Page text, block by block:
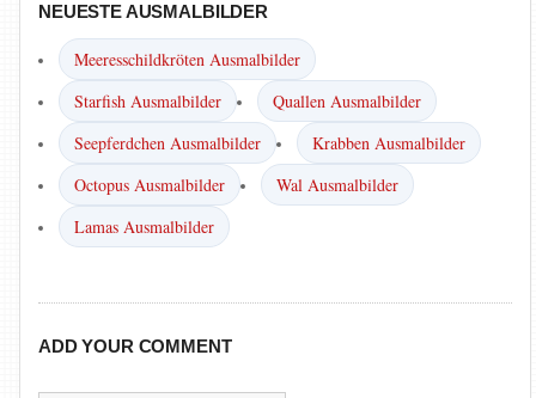
NEUESTE AUSMALBILDER
Meeresschildkröten Ausmalbilder
Starfish Ausmalbilder
Quallen Ausmalbilder
Seepferdchen Ausmalbilder
Krabben Ausmalbilder
Octopus Ausmalbilder
Wal Ausmalbilder
Lamas Ausmalbilder
ADD YOUR COMMENT